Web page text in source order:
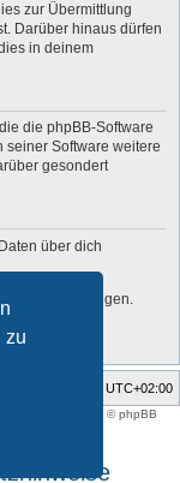
zu
zur Übermittlung
Darüber hinaus dürfen
in deinem
die phpBB-Software
seiner Software weitere
gesondert
über dich
Daten verlangen.
UTC+02:00
® Forum Software © phpBB